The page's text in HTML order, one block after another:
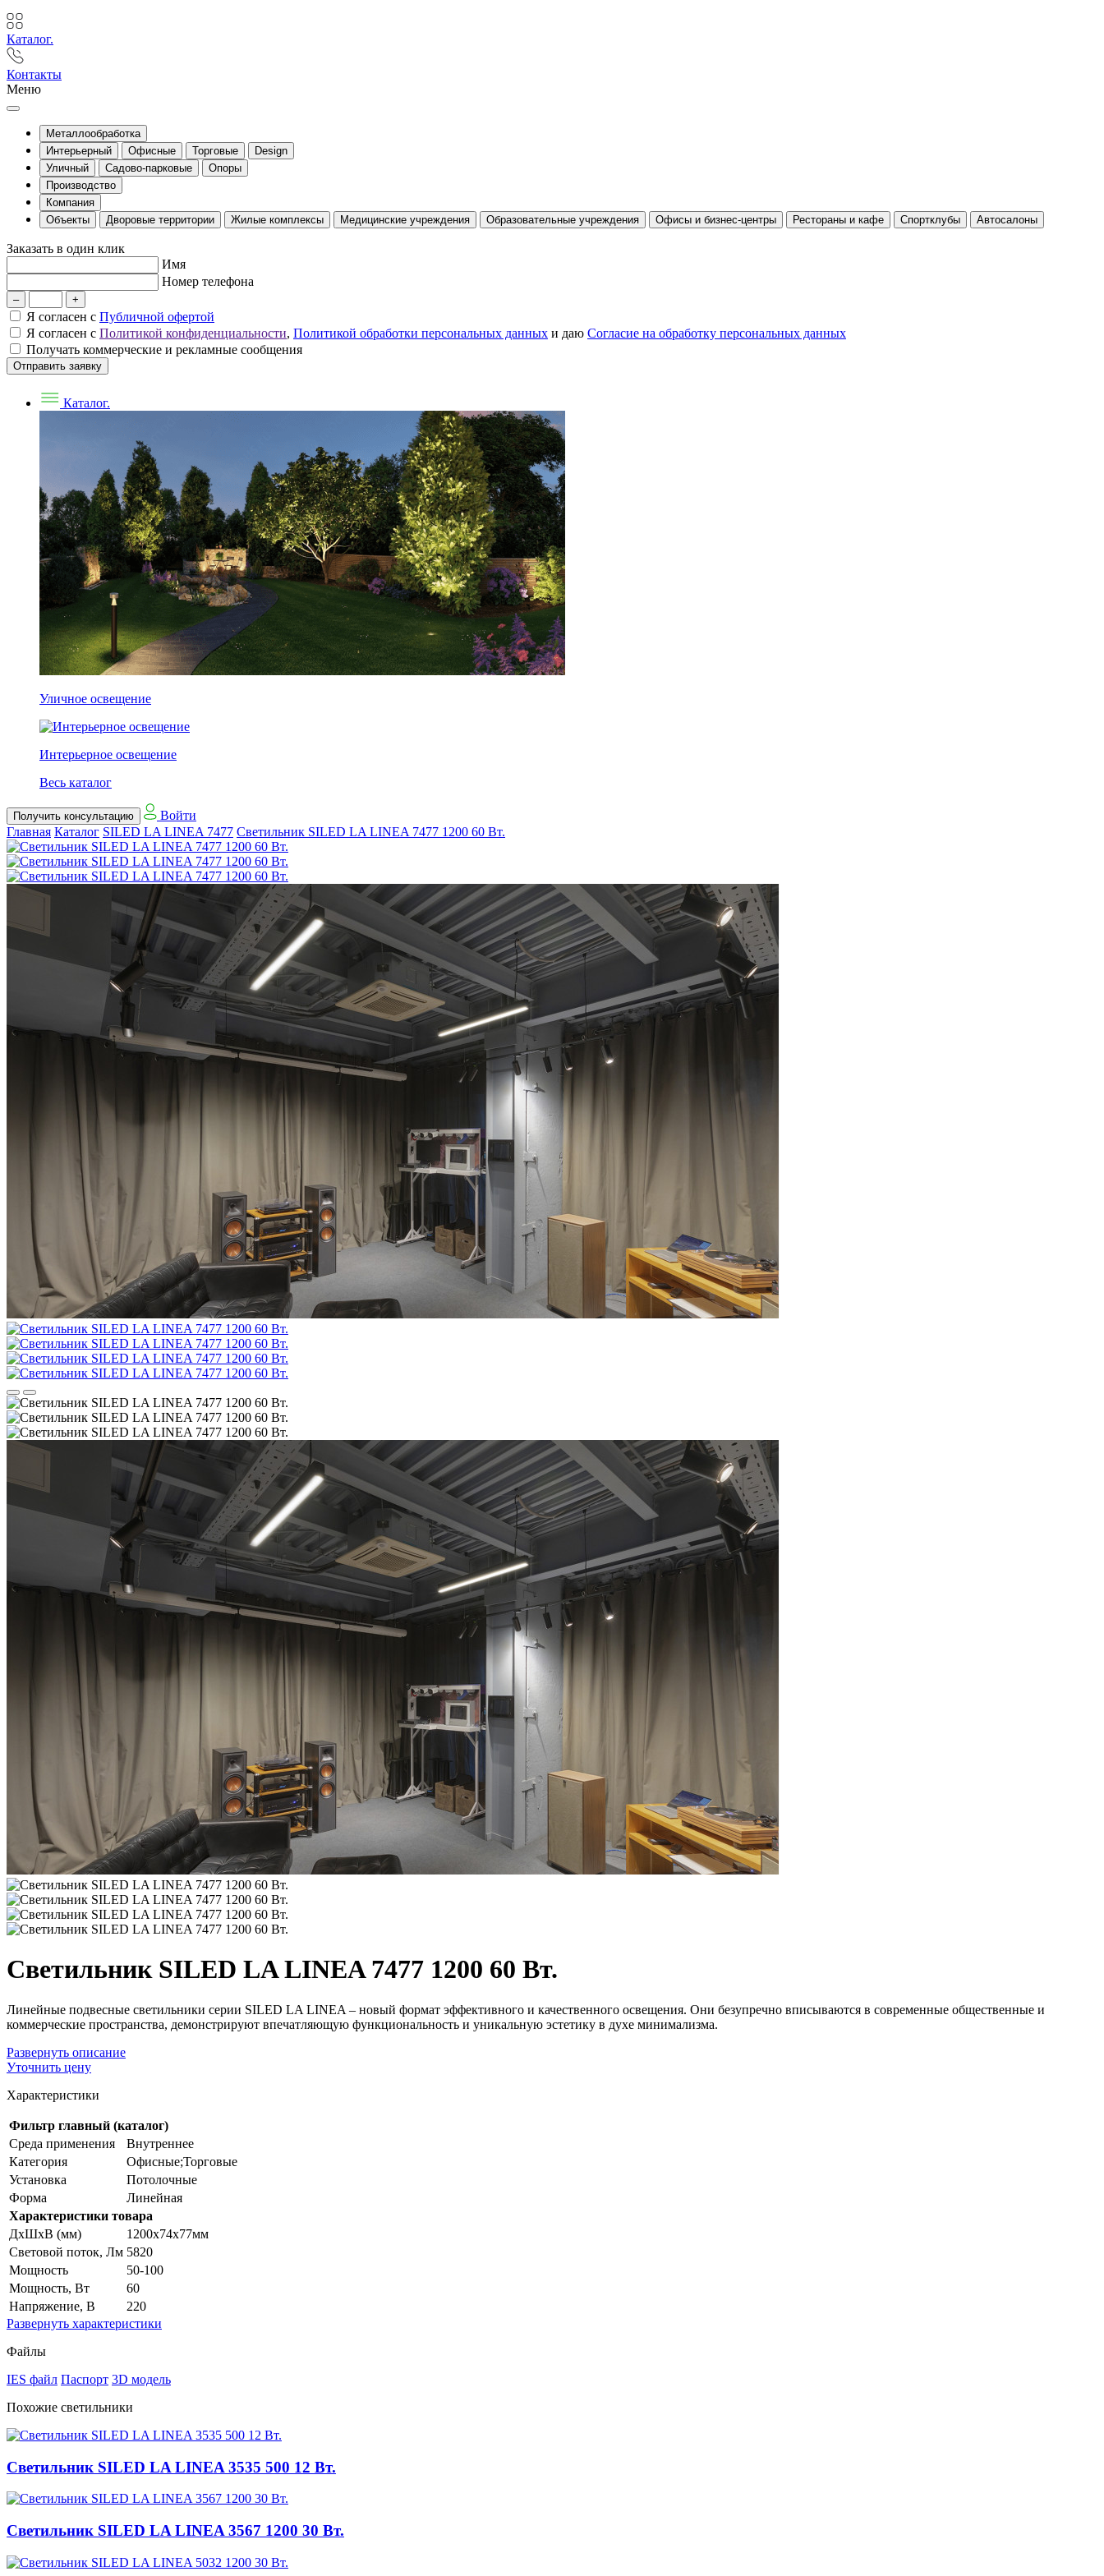
Каталог.
Контакты
Меню
Металлообработка
Интерьерный
Офисные Торговые
Design
Уличный
Садово-парковые
Опоры
Производство
Компания
Объекты
Дворовые территории Жилые комплексы Медицинские учреждения Образовательные учреждения Офисы и бизнес-центры Рестораны и кафе Спортклубы Автосалоны
Заказать в один клик
Имя
Номер телефона
– +
Я согласен с Публичной офертой
Я согласен с Политикой конфиденциальности, Политикой обработки персональных данных и даю Согласие на обработку персональных данных
Получать коммерческие и рекламные сообщения
Отправить заявку
Каталог.
Уличное освещение
Интерьерное освещение
Весь каталог
Получить консультацию
Войти
Главная Каталог SILED LA LINEA 7477 Светильник SILED LA LINEA 7477 1200 60 Вт.
Светильник SILED LA LINEA 7477 1200 60 Вт.
Линейные подвесные светильники серии SILED LA LINEA – новый формат эффективного и качественного освещения. Они безупречно вписываются в современные общественные и
коммерческие пространства, демонстрируют впечатляющую функциональность и уникальную эстетику в духе минимализма.
Развернуть описание
Уточнить цену
Характеристики
Фильтр главный (каталог)
Среда применения
Внутреннее
Категория
Офисные;Торговые
Установка
Потолочные
Форма
Линейная
Характеристики товара
ДхШхВ (мм)
1200x74x77мм
Световой поток, Лм 5820
Мощность
50-100
Мощность, Вт
60
Напряжение, В
220
Развернуть характеристики
Файлы
IES файл Паспорт 3D модель
Похожие светильники
Светильник SILED LA LINEA 3535 500 12 Вт.
Светильник SILED LA LINEA 3567 1200 30 Вт.